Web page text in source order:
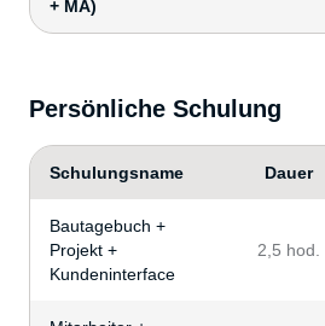
+ MA)
Persönliche Schulung
Schulungsname Dauer
Bautagebuch +
Projekt +
Kundeninterface
2,5 hod.